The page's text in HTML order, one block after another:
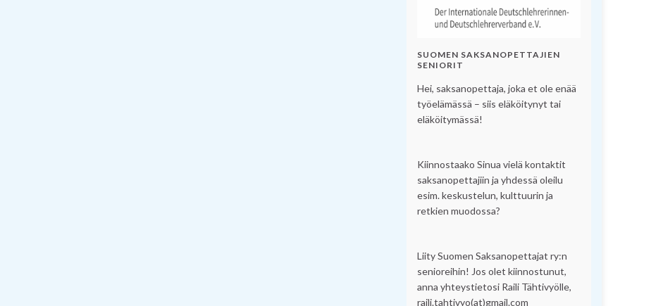
SUOMEN SAKSANOPETTAJIEN
SENIORIT
Hei, saksanopettaja, joka et ole enää
työelämässä – siis eläköitynyt tai
eläköitymässä!
Kiinnostaako Sinua vielä kontaktit
saksanopettajiin ja yhdessä oleilu
esim. keskustelun, kulttuurin ja
retkien muodossa?
Liity Suomen Saksanopettajat ry:n
senioreihin! Jos olet kiinnostunut,
anna yhteystietosi Raili Tähtivyölle,
raili.tahtivyo(at)gmail.com